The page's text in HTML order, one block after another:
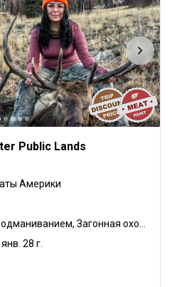
Public Lands
Америки
28 г.